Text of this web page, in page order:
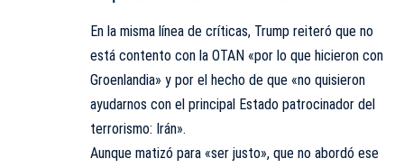
En la misma línea de críticas, Trump reiteró que no
está contento con la OTAN «por lo que hicieron con
Groenlandia» y por el hecho de que «no quisieron
ayudarnos con el principal Estado patrocinador del
terrorismo: Irán».
Aunque matizó para «ser justo», que no abordó ese